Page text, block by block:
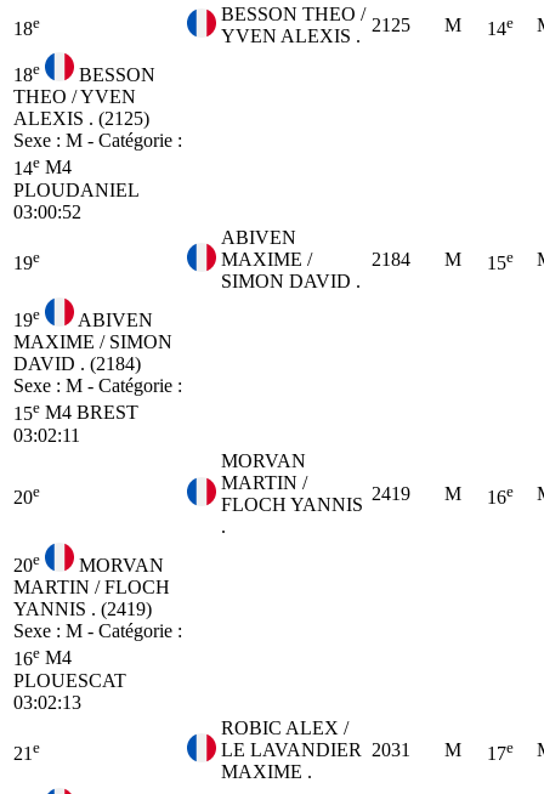
18e
BESSON THEO /
YVEN ALEXIS .
2125 M 14e
18e
BESSON
THEO / YVEN
ALEXIS . (2125)
Sexe : M - Catégorie :
14e M4
PLOUDANIEL
03:00:52
19e
ABIVEN
MAXIME /
SIMON DAVID .
2184 M 15e
19e
ABIVEN
MAXIME / SIMON
DAVID . (2184)
Sexe : M - Catégorie :
15e M4 BREST
03:02:11
20e
MORVAN
MARTIN /
FLOCH YANNIS
.
2419 M 16e
20e
MORVAN
MARTIN / FLOCH
YANNIS . (2419)
Sexe : M - Catégorie :
16e M4
PLOUESCAT
03:02:13
21 e
ROBIC ALEX /
LE LAVANDIER
MAXIME .
2031 M 17e